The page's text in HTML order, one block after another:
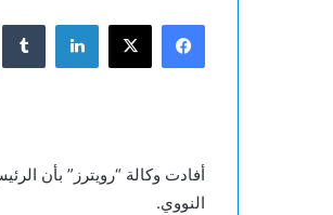
فيسبوك
‫X لينكدإن
أفادت وكالة “رويترز” بأن
النووي.